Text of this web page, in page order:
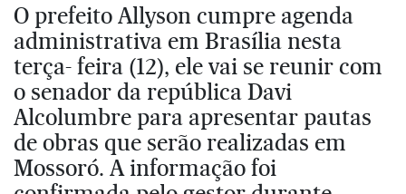
O prefeito Allyson cumpre agenda
administrativa em Brasília nesta
terça- feira (12), ele vai se reunir com
o senador da república Davi
Alcolumbre para apresentar pautas
de obras que serão realizadas em
Mossoró. A informação foi